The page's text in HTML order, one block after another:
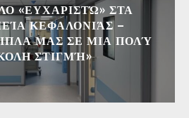
«ΕΥΧΑΡΙΣΤΏ» ΣΤΑ
ΚΕΦΑΛΟΝΙΆΣ –
ΜΑΣ ΣΕ ΜΙΑ ΠΟΛΎ
ΣΤΙΓΜΉ»